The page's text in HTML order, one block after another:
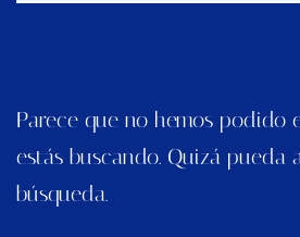
Parece que no hemos podido
estás buscando. Quizá pueda
búsqueda.